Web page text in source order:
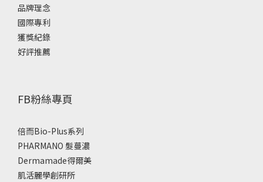
品牌理念
國際專利
獲獎紀錄
好評推薦
FB粉絲專頁
倍而Bio-Plus系列
PHARMANO 髮蔓濃
Dermamade得爾美
肌活麗學創研所